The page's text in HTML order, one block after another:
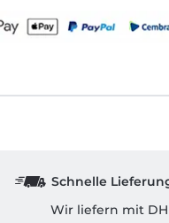
Schnelle
Wir liefern mit